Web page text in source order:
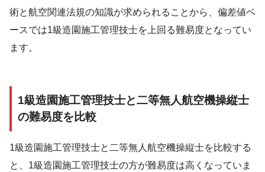
術と航空関連法規の知識が求められることから、偏差値ベ
ースでは1級造園施工管理技士を上回る難易度となってい
ます。
1級造園施工管理技士と二等無人航空機操縦士
の難易度を比較
1級造園施工管理技士と二等無人航空機操縦士を比較する
と、1級造園施工管理技士の方が難易度は高くなっていま